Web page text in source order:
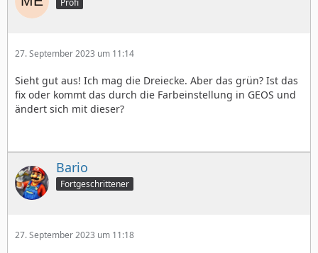
27. September 2023 um 11:14
Sieht gut aus! Ich mag die Dreiecke. Aber das grün? Ist das
fix oder kommt das durch die Farbeinstellung in GEOS und
ändert sich mit dieser?
Bario
Fortgeschrittener
27. September 2023 um 11:18